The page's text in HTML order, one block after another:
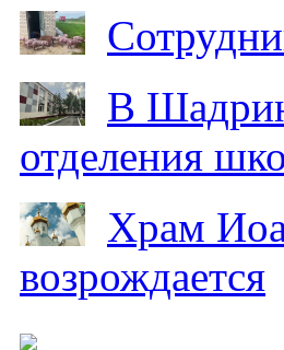
В
отделения
Храм
возрождается